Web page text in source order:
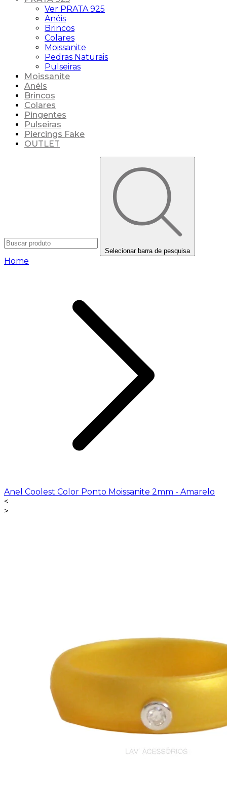
Ver PRATA 925
Anéis
Brincos
Colares
Moissanite
Pedras Naturais
Pulseiras
Moissanite
Anéis
Brincos
Colares
Pingentes
Pulseiras
Piercings Fake
OUTLET
Selecionar barra de pesquisa
Home
Anel Coolest Color Ponto Moissanite 2mm - Amarelo
<
>